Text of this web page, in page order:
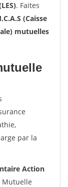
. Faites
(Caisse
mutuelles
par la
Action
Mutuelle